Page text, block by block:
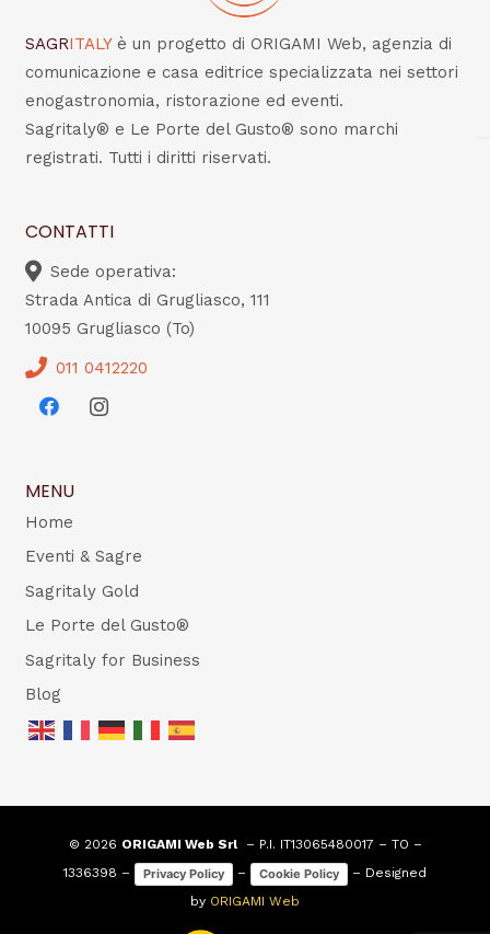
SAGRITALY è un progetto di ORIGAMI Web, agenzia di
comunicazione e casa editrice specializzata nei settori
enogastronomia, ristorazione ed eventi.
Sagritaly® e Le Porte del Gusto® sono marchi
registrati. Tutti i diritti riservati.
CONTATTI
Sede operativa:
Strada Antica di Grugliasco, 111
10095 Grugliasco (To)
011 0412220
MENU
Home
Eventi & Sagre
Sagritaly Gold
Le Porte del Gusto®
Sagritaly for Business
Blog
© 2026 ORIGAMI Web Srl– P.I. IT13065480017 – TO –
1336398 –
Privacy Policy – Cookie Policy
– Designed
by ORIGAMI Web